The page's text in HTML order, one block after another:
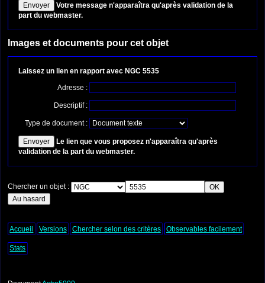
Votre message n'apparaîtra qu'après validation de la
part du webmaster.
Images et documents pour cet objet
Laissez un lien en rapport avec NGC 5535
Adresse :
Descriptif :
Type de document :
Le lien que vous proposez n'apparaîtra qu'après
validation de la part du webmaster.
Chercher un objet :
Accueil Versions Chercher selon des critères Observables facilement
Stats